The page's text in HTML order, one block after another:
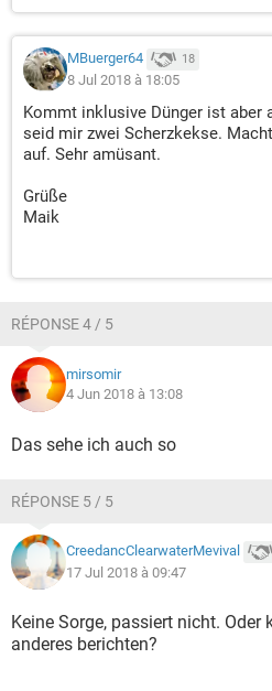
MBuerger64 18
8 Jul 2018 à 18:05
Kommt inklusive Dünger ist aber
seid mir zwei Scherzkekse.
auf. Sehr amüsant.
Grüße
Maik
RÉPONSE 4 / 5
mirsomir
4 Jun 2018 à 13:08
Das sehe ich auch so
RÉPONSE 5 / 5
CreedancClearwaterMevival
17 Jul 2018 à 09:47
Keine Sorge, passiert nicht.
anderes berichten?